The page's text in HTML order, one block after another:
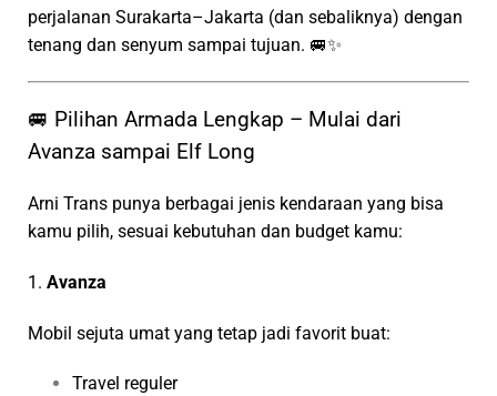
perjalanan Surakarta–Jakarta (dan sebaliknya) dengan
tenang dan senyum sampai tujuan. 🚐✨
🚐 Pilihan Armada Lengkap – Mulai dari
Avanza sampai Elf Long
Arni Trans punya berbagai jenis kendaraan yang bisa
kamu pilih, sesuai kebutuhan dan budget kamu:
1. Avanza
Mobil sejuta umat yang tetap jadi favorit buat:
Travel reguler